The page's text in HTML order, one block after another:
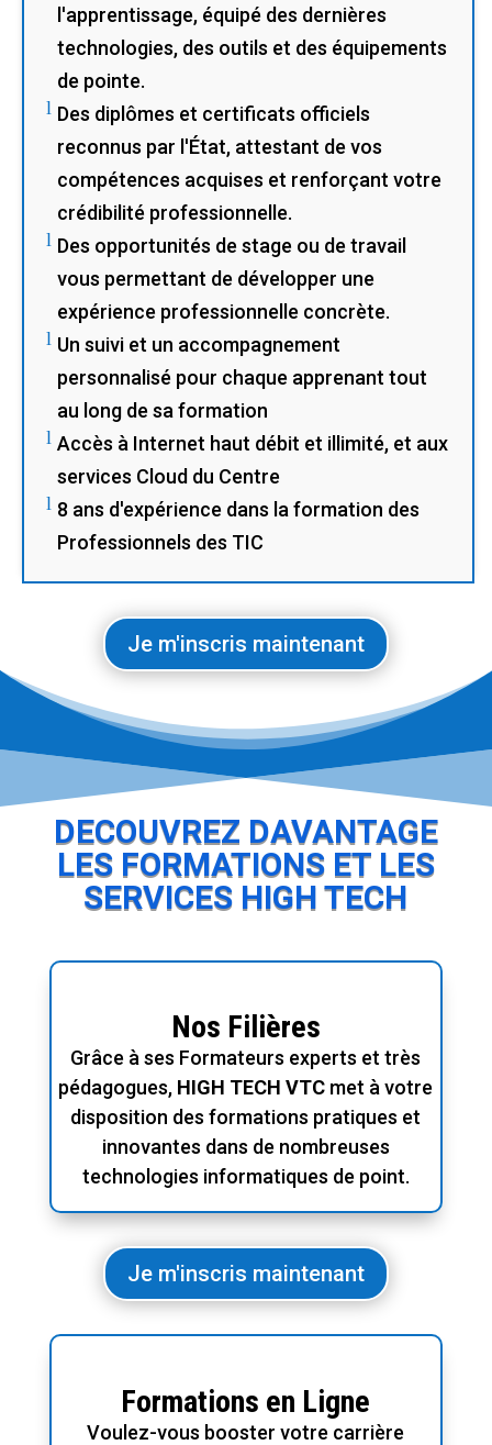
l'apprentissage, équipé des dernières
technologies, des outils et des équipements
de pointe.
l Des diplômes et certificats officiels
reconnus par l'État, attestant de vos
compétences acquises et renforçant votre
crédibilité professionnelle.
l Des opportunités de stage ou de travail
vous permettant de développer une
expérience professionnelle concrète.
l Un suivi et un accompagnement
personnalisé pour chaque apprenant tout
au long de sa formation
l Accès à Internet haut débit et illimité, et aux
services Cloud du Centre
l 8 ans d'expérience dans la formation des
Professionnels des TIC
Je m'inscris maintenant
DECOUVREZ DAVANTAGE
LES FORMATIONS ET LES
SERVICES HIGH TECH
Nos Filières
Grâce à ses Formateurs experts et très
pédagogues, HIGH TECH VTC met à votre
disposition des formations pratiques et
innovantes dans de nombreuses
technologies informatiques de point.
Je m'inscris maintenant
Formations en Ligne
Voulez-vous booster votre carrière